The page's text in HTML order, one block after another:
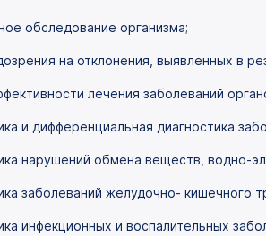
обследование организма;
на отклонения, выявленных в
лечения заболеваний
и дифференциальная диагностика
нарушений обмена веществ, водно-
заболеваний желудочно- кишечного
инфекционных и воспалительных